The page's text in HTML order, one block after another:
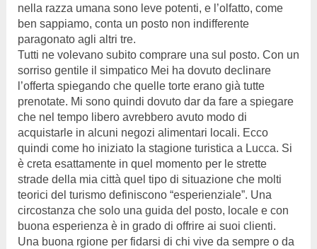
nella razza umana sono leve potenti, e l’olfatto, come
ben sappiamo, conta un posto non indifferente
paragonato agli altri tre.
Tutti ne volevano subito comprare una sul posto. Con un
sorriso gentile il simpatico Mei ha dovuto declinare
l’offerta spiegando che quelle torte erano già tutte
prenotate. Mi sono quindi dovuto dar da fare a spiegare
che nel tempo libero avrebbero avuto modo di
acquistarle in alcuni negozi alimentari locali. Ecco
quindi come ho iniziato la stagione turistica a Lucca. Si
è creta esattamente in quel momento per le strette
strade della mia città quel tipo di situazione che molti
teorici del turismo definiscono “esperienziale”. Una
circostanza che solo una guida del posto, locale e con
buona esperienza è in grado di offrire ai suoi clienti.
Una buona rgione per fidarsi di chi vive da sempre o da